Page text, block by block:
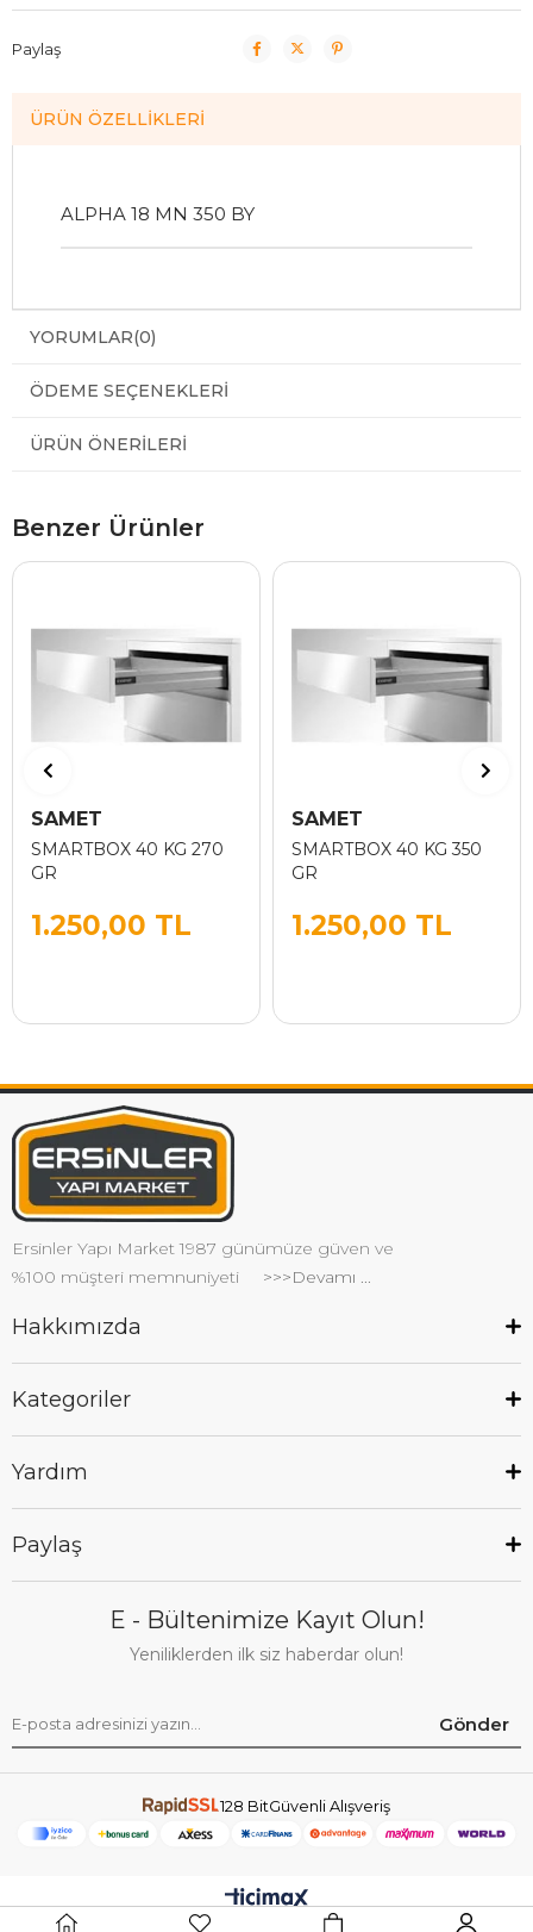
Paylaş
ÜRÜN ÖZELLIKLERI
ALPHA 18 MN 350 BY
YORUMLAR(0)
ÖDEME SEÇENEKLERI
ÜRÜN ÖNERILERI
Benzer Ürünler
SAMET
SMARTBOX 40 KG 270
GR
1.250,00 TL
SAMET
SMARTBOX 40 KG 350
GR
1.250,00 TL
Ersinler Yapı Market 1987 günümüze güven ve
%100 müşteri memnuniyeti
>>>Devamı ...
Hakkımızda
Kategoriler
Yardım
Paylaş
E - Bültenimize Kayıt Olun!
Yeniliklerden ilk siz haberdar olun!
Gönder
128 BitGüvenli Alışveriş